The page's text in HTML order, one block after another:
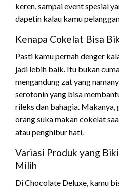
keren, sampai event spesial
dapetin kalau kamu
Kenapa Cokelat Bisa
Pasti kamu pernah denger
jadi lebih baik. Itu bukan
mengandung zat yang
serotonin yang bisa
rileks dan bahagia. Makanya,
orang suka makan cokelat
atau penghibur hati.
Variasi Produk yang
Milih
Di Chocolate Deluxe, kamu